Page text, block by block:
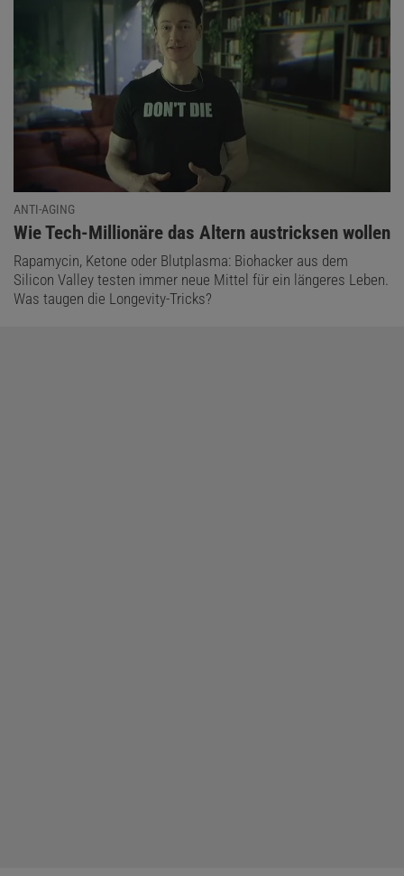
ANTI-AGING
:
Wie Tech-Millionäre das Altern austricksen wollen
Rapamycin, Ketone oder Blutplasma: Biohacker aus dem
Silicon Valley testen immer neue Mittel für ein längeres Leben.
Was taugen die Longevity-Tricks?